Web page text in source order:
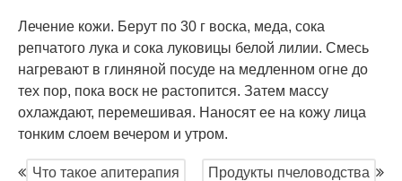
Лечение кожи. Берут по 30 г воска, меда, сока
репчатого лука и сока луковицы белой лилии. Смесь
нагревают в глиняной посуде на медленном огне до
тех пор, пока воск не растопится. Затем массу
охлаждают, перемешивая. Наносят ее на кожу лица
тонким слоем вечером и утром.
Что такое апитерапия Продукты пчеловодства